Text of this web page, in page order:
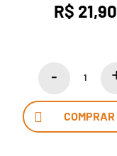
R$ 21,90
COMPRAR